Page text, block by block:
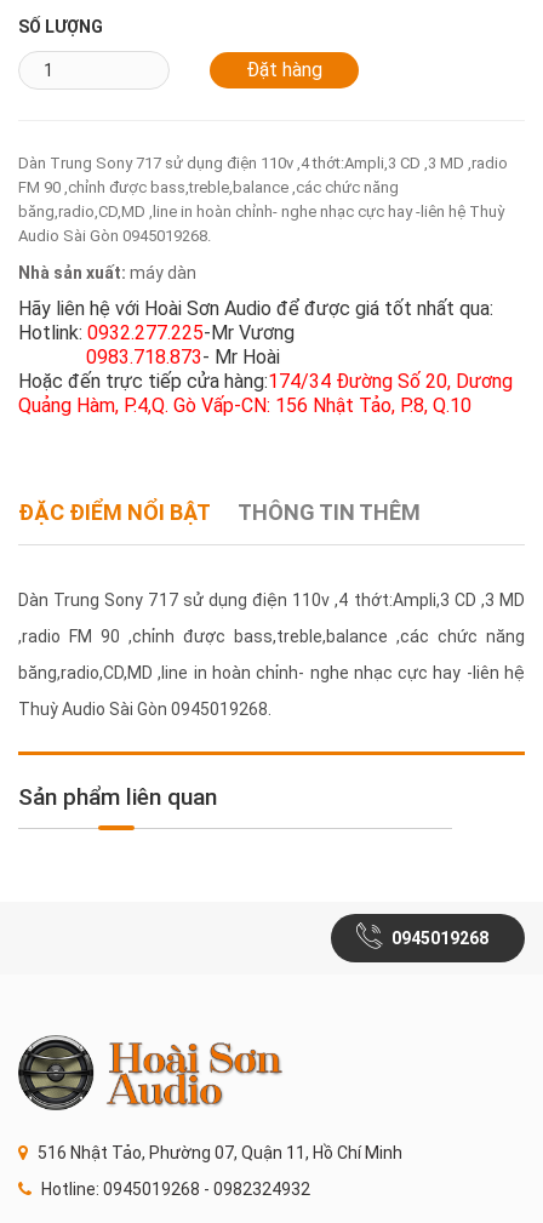
SỐ LƯỢNG
Dàn Trung Sony 717 sử dụng điện 110v ,4 thớt:Ampli,3 CD ,3 MD ,radio
FM 90 ,chỉnh được bass,treble,balance ,các chức năng
băng,radio,CD,MD ,line in hoàn chỉnh- nghe nhạc cực hay -liên hệ Thuỳ
Audio Sài Gòn 0945019268.
Nhà sản xuất: máy dàn
Hãy liên hệ với Hoài Sơn Audio để được giá tốt nhất qua:
Hotlink: 0932.277.225-Mr Vương
0983.718.873- Mr Hoài
Hoặc đến trực tiếp cửa hàng:174/34 Đường Số 20, Dương
Quảng Hàm, P.4,Q. Gò Vấp-CN: 156 Nhật Tảo, P.8, Q.10
ĐẶC ĐIỂM NỔI BẬT THÔNG TIN THÊM
Dàn Trung Sony 717 sử dụng điện 110v ,4 thớt:Ampli,3 CD ,3 MD
,radio FM 90 ,chỉnh được bass,treble,balance ,các chức năng
băng,radio,CD,MD ,line in hoàn chỉnh- nghe nhạc cực hay -liên hệ
Thuỳ Audio Sài Gòn 0945019268.
Sản phẩm liên quan
0945019268
516 Nhật Tảo, Phường 07, Quận 11, Hồ Chí Minh
Hotline: 0945019268 - 0982324932